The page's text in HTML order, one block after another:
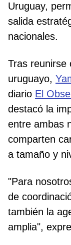
Uruguay,
salida
nacionales.
Tras reunirse
uruguayo,
diario El
destacó la
entre ambas
comparten
a tamaño y
"Para
de
también la
amplia",